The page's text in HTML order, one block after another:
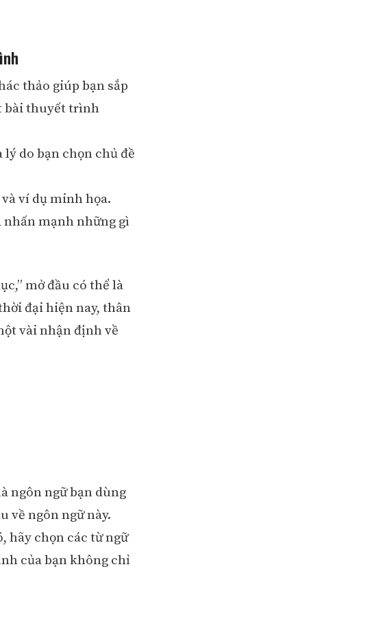
thảo giúp bạn sắp
bài thuyết trình
lý do bạn chọn chủ đề
ví dụ minh họa.
nhấn mạnh những gì
mở đầu có thể là
đại hiện nay, thân
vài nhận định về
ngôn ngữ bạn dùng
về ngôn ngữ này.
hãy chọn các từ ngữ
của bạn không chỉ